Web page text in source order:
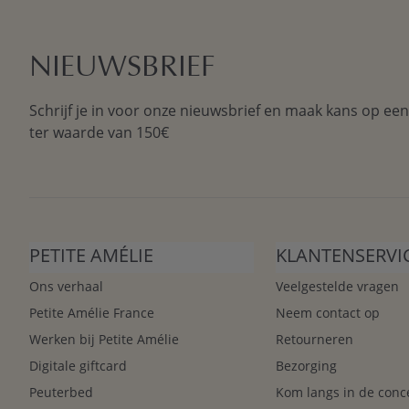
hebt voor de kleding.
STEVIGE HOOGSLAPER MET KAST:
De hoogslaper met kastruimte van Petite Amélie is
Wil je graag meer voelen en beleven van een
beloven op onze website ook echt waar is! Dan kun je
kun je zelfs meteen een bestelling plaatsen voor
kinderslaapkamerskijken en accessoires uitzoeken?
NIEUWSBRIEF
Schrijf je in voor onze nieuwsbrief en maak kans op
ter waarde van 150€
PETITE AMÉLIE
Ons verhaal
Petite Amélie France
Werken bij Petite Amélie
Digitale giftcard
Peuterbed
Veelgestelde vragen
Neem contact op
Retourneren
Bezorging
Kom langs in de